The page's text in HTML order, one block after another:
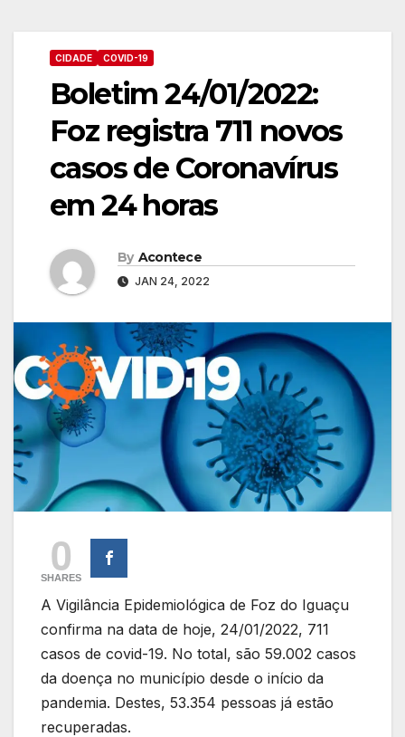
CIDADE COVID-19
Boletim 24/01/2022:
Foz registra 711 novos
casos de Coronavírus
em 24 horas
By Acontece
JAN 24, 2022
0
SHARES
A Vigilância Epidemiológica de Foz do Iguaçu
confirma na data de hoje, 24/01/2022, 711
casos de covid-19. No total, são 59.002 casos
da doença no município desde o início da
pandemia. Destes, 53.354 pessoas já estão
recuperadas.